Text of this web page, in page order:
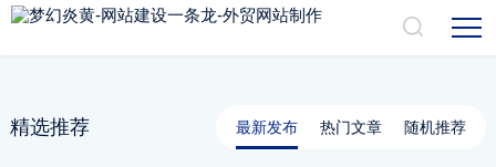
精选推荐 最新发布 热门文章 随机推荐